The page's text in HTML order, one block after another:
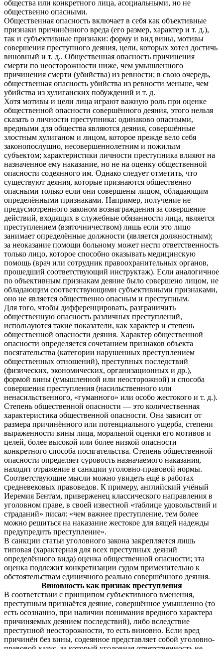
общества или конкретного лица, асоциальными, но не
общественно опасными.
Общественная опасность включает в себя как объективные
признаки причинённого вреда (его размер, характер и т. д.),
так и субъективные признаки: форму и вид вины, мотивы
совершения преступного деяния, цели, которых хотел достичь
виновный и т. д.. Общественная опасность причинения
смерти по неосторожности ниже, чем умышленного
причинения смерти (убийства) из ревности; в свою очередь,
общественная опасность убийства из ревности меньше, чем
убийства из хулиганских побуждений и т. д.
Хотя мотивы и цели лица играют важную роль при оценке
общественной опасности совершённого деяния, этого нельзя
сказать о личности преступника: одинаково опасными,
вредными для общества являются деяния, совершённые
злостным хулиганом и лицом, которое прежде вело себя
законопослушно, несовершеннолетним и пожилым
субъектом; характеристики личности преступника влияют на
назначенное ему наказание, но не на оценку общественной
опасности содеянного им. Однако следует отметить, что
существуют деяния, которые признаются общественно
опасными только если они совершены лицом, обладающим
определёнными признаками. Например, получение не
предусмотренного законом вознаграждения за совершение
действий, входящих в служебные обязанности лица, является
преступлением (взяточничеством) лишь если это лицо
занимает определённые должности (является должностным);
за неоказание помощи больному может нести ответственность
только лицо, которое способно оказывать медицинскую
помощь (врач или сотрудник правоохранительных органов,
прошедший соответствующий инструктаж). Если аналогичное
по объективным признакам деяние было совершено лицом, не
обладающим соответствующими субъективными признаками,
оно не является общественно опасным и преступным.
Для того, чтобы дифференцировать, разграничить
общественную опасность различных преступлений,
используются такие показатели, как характер и степень
общественной опасности деяния. Характер общественной
опасности определяется сочетанием признаков объекта
посягательства (категории нарушенных преступлением
общественных отношений), преступных последствий
(физических, экономических, организационных и др.),
формой вины (умышленной или неосторожной) и способа
совершения преступления (насильственного или
ненасильственного, «гуманного» или особо жестокого и т. д.).
Степень общественной опасности — это количественная
характеристика общественной опасности. Она зависит от
размера причинённого или потенциального ущерба, степени
выраженности вины лица, моральной оценки его мотивов и
целей, более высокой или более низкой опасности
конкретного способа посягательства. Степень общественной
опасности определяет суровость назначаемого наказания,
находит отражение в санкции уголовно-правовой нормы.
Соответствующие мысли можно увидеть ещё в работах
средневековых правоведов. К примеру, английский учёный
Иеремия Бентам, приверженец классического направления в
уголовном праве, в своей известной «таблице удовольствий и
страданий» писал: «чем важнее преступление, тем более
можно решиться на наказание жестокое для вящей надежды
предупредить преступление».
В санкции статьи уголовного закона закрепляется лишь
типовая (характерная для всех преступных деяний
определённого вида) оценка общественной опасности; эта
оценка подлежит конкретизации судом применительно к
обстоятельствам единичного реально совершённого деяния.
Виновность как признак преступления
В соответствии с принципом субъективного вменения,
преступным признаётся деяние, совершённое умышленно (то
есть осознанно, при наличии понимания вредного характера
причиняемых деянием последствий), либо вследствие
преступной неосторожности, то есть виновно. Если вред
причинён без вины, содеянное представляет собой уголовно-